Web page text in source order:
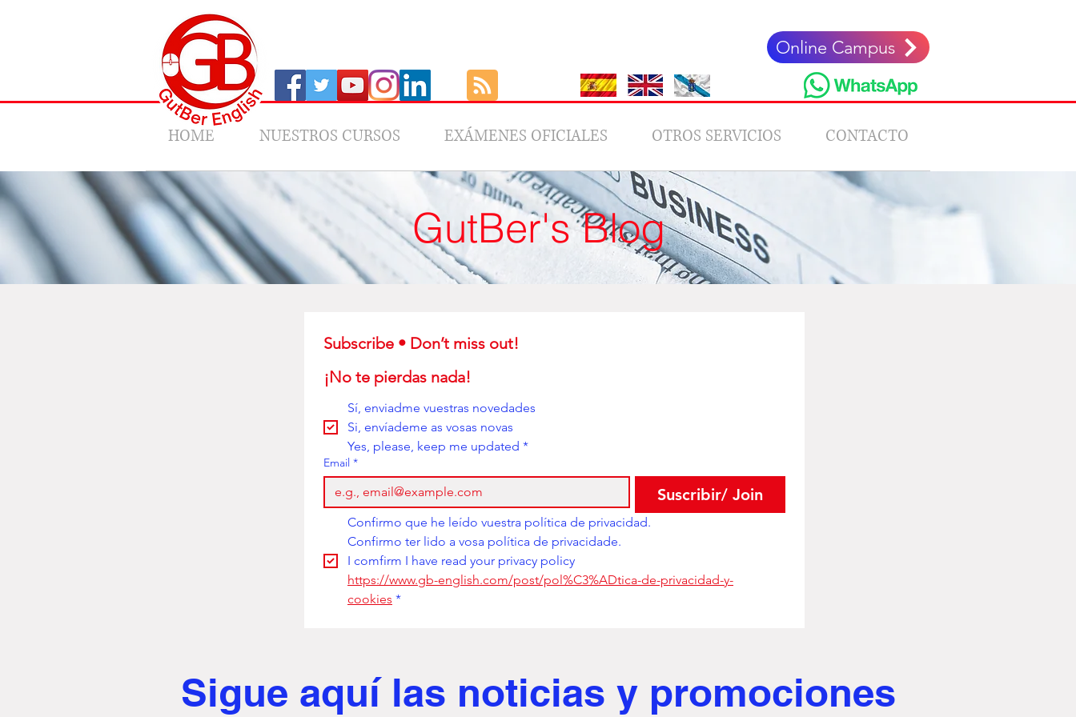
HOME NUESTROS CURSOS EXÁMENES OFICIALES OTROS SERVICIOS CONTACTO
Online Campus
GutBer's Blog
¡No te pierdas nada!
Sí, enviadme vuestras novedades
Si, envíademe as vosas novas
Yes, please, keep me updated *
Email *
Suscribir/ Join
I comfirm I have read your privacy policy
https://www.gb-english.com/post/pol%C3%ADtica-de-privacidad-y-
cookies *
Sigue aquí las noticias y promociones